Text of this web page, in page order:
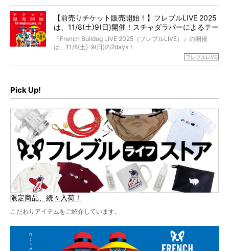
day1の司会はフレブルラバーのロッチさん。day2の音楽フ
ェスには世代ど真ん中のPUFFYが出演するなど、例年以上
に豪華なラインナップ。
北は北海道、南は鹿児島県から。全国のフレンチブルドッ
グが一堂に会した「フレブルLIVE2024」の模様を、詳しく
【前売りチケット販売開始！】フレブルLIVE 2025
は、11/8(土)9(日)開催！スチャダラパーによるテー
マソング制作も決定
『French Bulldog LIVE 2025（フレブルLIVE）』の開催
は、11/8(土)-9(日)の2days！
お得な前売りチケット、いよいよ販売スタートです！
ど、内容盛りだくさんでお送りしていますので、最後まで
お見逃しなく！
フレブルLIVE
Pick Up!
限定商品、続々入荷！
こだわりアイテムをご紹介しています。